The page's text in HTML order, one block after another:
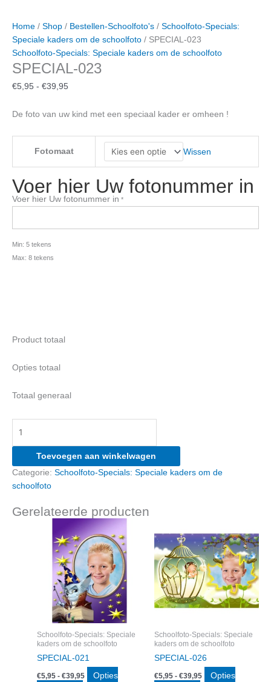
Home / Shop / Bestellen-Schoolfoto's / Schoolfoto-Specials:
Speciale kaders om de schoolfoto / SPECIAL-023
Schoolfoto-Specials: Speciale kaders om de schoolfoto
SPECIAL-023
€5,95 - €39,95Prijsklasse:
tot
De foto van uw kind met een speciaal kader er omheen !
Fotomaat Wissen
Voer hier Uw fotonummer in
Voer hier Uw fotonummer in *
Min: 5 tekens
Max: 8 tekens
Product totaal
Opties totaal
Totaal generaal
023
Toevoegen aan winkelwagen
Categorie: Schoolfoto-Specials: Speciale kaders om de
schoolfoto
Gerelateerde producten
Schoolfoto-Specials: Speciale
kaders om de schoolfoto
SPECIAL-021
€5,95 - €39,95 Prijsklasse:
Opties
Schoolfoto-Specials: Speciale
kaders om de schoolfoto
SPECIAL-026
€5,95 - €39,95Prijsklasse:
Opties